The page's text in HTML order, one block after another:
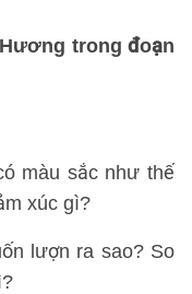
trong đoạn
màu sắc như thế
xúc gì?
lượn ra sao? So